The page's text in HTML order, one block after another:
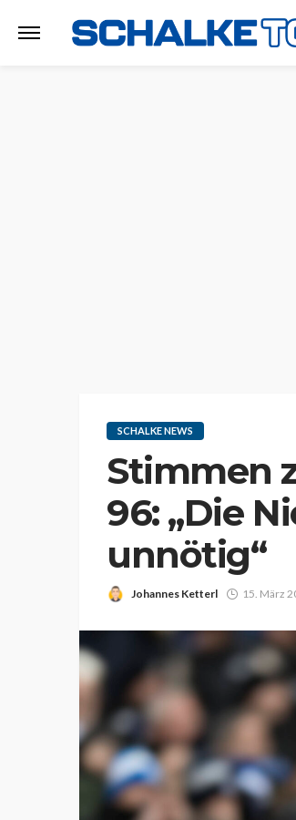
SCHALKE NEWS
Stimmen
96: „Die
unnötig“
Johannes Ketterl 15. März